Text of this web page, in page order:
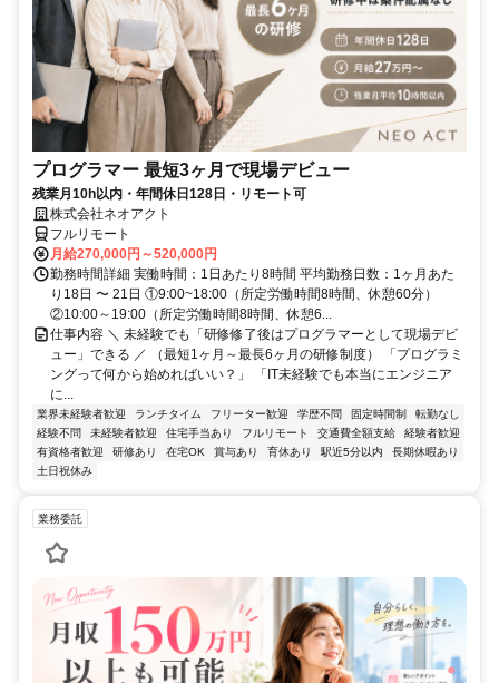
プログラマー 最短3ヶ月で現場デビュー
残業月10h以内・年間休日128日・リモート可
株式会社ネオアクト
フルリモート
月給270,000円～520,000円
勤務時間詳細 実働時間：1日あたり8時間 平均勤務日数：1ヶ月あた
り18日 〜 21日 ①9:00~18:00（所定労働時間8時間、休憩60分）
②10:00～19:00（所定労働時間8時間、休憩6...
仕事内容 ＼ 未経験でも「研修修了後はプログラマーとして現場デビ
ュー」できる ／ （最短1ヶ月～最長6ヶ月の研修制度） 「プログラミ
ングって何から始めればいい？」 「IT未経験でも本当にエンジニア
に...
業界未経験者歓迎 ランチタイム フリーター歓迎 学歴不問 固定時間制
転勤なし
経験不問
未経験者歓迎 住宅手当あり フルリモート 交通費全額支給
経験者歓迎
有資格者歓迎
研修あり 在宅OK 賞与あり 育休あり 駅近5分以内
長期休暇あり
土日祝休み
業務委託